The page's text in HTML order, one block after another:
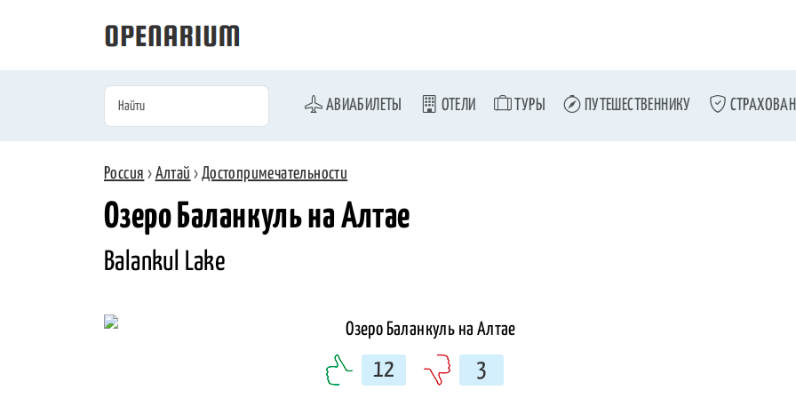
АВИАБИЛЕТЫ ОТЕЛИ ТУРЫ ПУТЕШЕСТВЕННИКУ
Россия › Алтай › Достопримечательности
Озеро Баланкуль на Алтае
Balankul Lake
12 3